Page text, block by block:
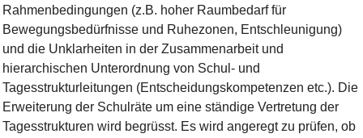
Rahmenbedingungen (z.B. hoher Raumbedarf für
Bewegungsbedürfnisse und Ruhezonen, Entschleunigung)
und die Unklarheiten in der Zusammenarbeit und
hierarchischen Unterordnung von Schul- und
Tagesstrukturleitungen (Entscheidungskompetenzen etc.). Die
Erweiterung der Schulräte um eine ständige Vertretung der
Tagesstrukturen wird begrüsst. Es wird angeregt zu prüfen, ob